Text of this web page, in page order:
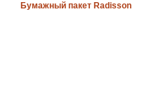
Бумажный пакет Radisson